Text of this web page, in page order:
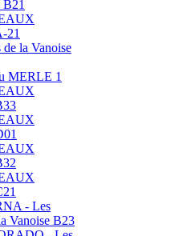
B21
21
de la Vanoise
MERLE 1
- Les
Vanoise B23